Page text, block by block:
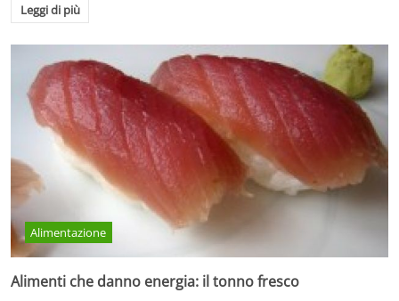
Leggi di più
Alimentazione
Alimenti che danno energia: il tonno fresco